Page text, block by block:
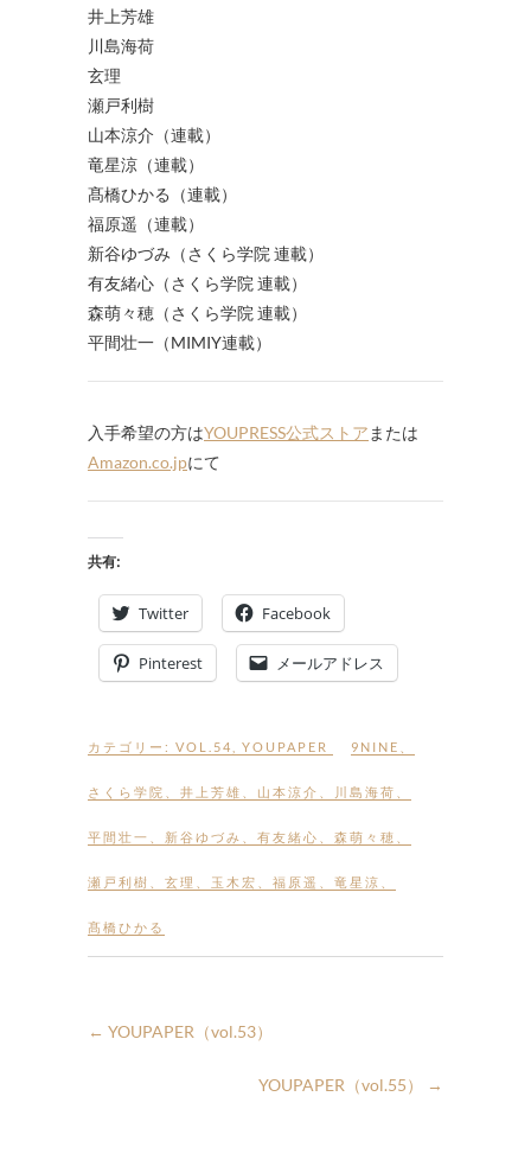
井上芳雄
川島海荷
玄理
瀬戸利樹
山本涼介（連載）
竜星涼（連載）
髙橋ひかる（連載）
福原遥（連載）
新谷ゆづみ （さくら学院 連載）
有友緒心 （さくら学院 連載）
森萌々穂 （さくら学院 連載）
平間壮一（MIMIY連載）
入手希望の方はYOUPRESS公式ストア または
Amazon.co.jpにて
共有:
Twitter Facebook
Pinterest メールアドレス
カテゴリー: VOL.54 YOUPAPER 9NINE
さくら学院 井上芳雄 山本涼介 川島海荷
平間壮一 新谷ゆづみ 有友緒心 森萌々穂
瀬戸利樹 玄理 玉木宏 福原遥 竜星涼
髙橋ひかる
← YOUPAPER（vol.53）
YOUPAPER（vol.55） →